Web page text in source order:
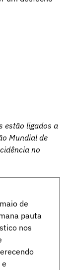
estão ligados a
Mundial de
no
de
pauta
nos